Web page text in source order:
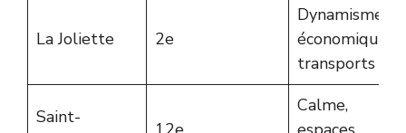
La Joliette 2e
Dynamisme
économique,
transports
Saint-
Calme,